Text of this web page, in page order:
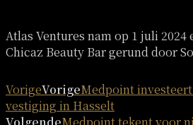
Atlas Ventures nam op 1 juli
Chicaz Beauty Bar gerund door
VorigeVorigeMedpoint
vestiging in Hasselt
VolgendeMedpoint tekent voor